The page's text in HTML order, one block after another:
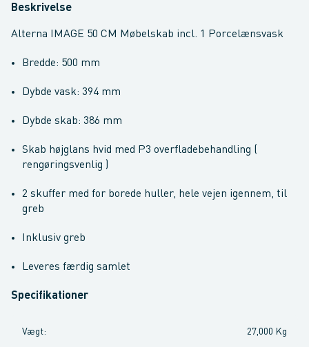
Beskrivelse
Alterna IMAGE 50 CM Møbelskab incl. 1 Porcelænsvask
Bredde: 500 mm
Dybde vask: 394 mm
Dybde skab: 386 mm
Skab højglans hvid med P3 overfladebehandling (
rengøringsvenlig )
2 skuffer med for borede huller, hele vejen igennem, til
greb
Inklusiv greb
Leveres færdig samlet
Specifikationer
Vægt: 27,000 Kg